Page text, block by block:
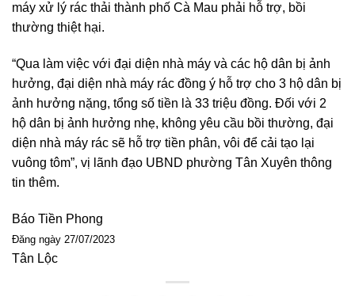
máy xử lý rác thải thành phố Cà Mau phải hỗ trợ, bồi
thường thiệt hại.
“Qua làm việc với đại diện nhà máy và các hộ dân bị ảnh
hưởng, đại diện nhà máy rác đồng ý hỗ trợ cho 3 hộ dân bị
ảnh hưởng nặng, tổng số tiền là 33 triệu đồng. Đối với 2
hộ dân bị ảnh hưởng nhẹ, không yêu cầu bồi thường, đại
diện nhà máy rác sẽ hỗ trợ tiền phân, vôi để cải tạo lại
vuông tôm”, vị lãnh đạo UBND phường Tân Xuyên thông
tin thêm.
Báo Tiền Phong
Đăng ngày 27/07/2023
Tân Lộc